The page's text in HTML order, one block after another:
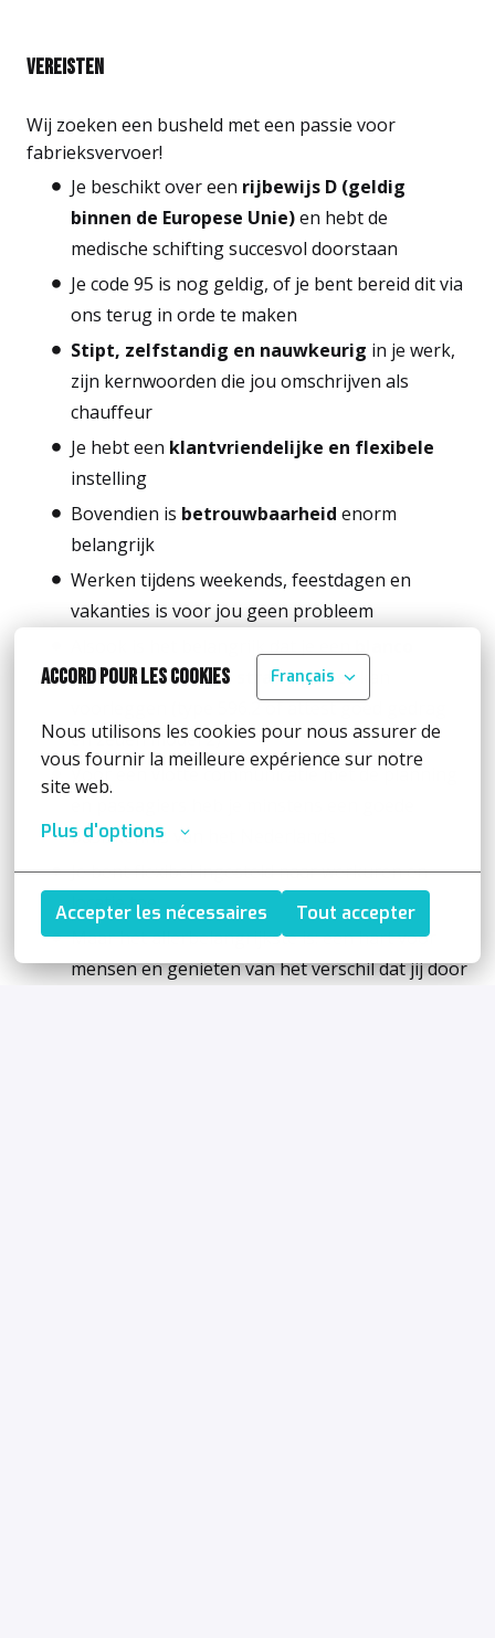
Accord pour les cookies Français
Nous utilisons les cookies pour nous assurer de
vous fournir la meilleure expérience sur notre
site web.
Plus d'options
Accepter les nécessaires Tout accepter
Vereisten
Wij zoeken een busheld met een passie voor
fabrieksvervoer!
Je beschikt over een rijbewijs D (geldig
binnen de Europese Unie)en hebt de
medische schifting succesvol doorstaan
Je code 95 is nog geldig, of je bent bereid dit via
ons terug in orde te maken
Stipt, zelfstandig en nauwkeurig in je werk,
zijn kernwoorden die jou omschrijven als
chauffeur
Je hebt een klantvriendelijke en flexibele
instelling
Bovendien is betrouwbaarheid enorm
belangrijk
Werken tijdens weekends, feestdagen en
vakanties is voor jou geen probleem
uittreksel van het strafregisterkan
voorleggen (type 596.2 of attest goed gedrag
en zeden model 2)
Voor een vlotte communicatie met de planning
basiskennis van het Nederlands
Je bent flexibel ingesteld naar werkuren en
locatie toe
Maar het allerbelangrijkste is: een hart voor
mensen en genieten van het verschil dat jij door